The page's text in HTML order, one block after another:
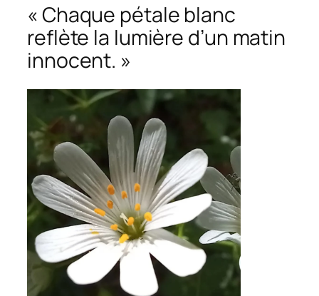
e
"
É
l
t
e
P
u
e
« Chaque pétale blanc
reflète la lumière d’un matin
innocent. »